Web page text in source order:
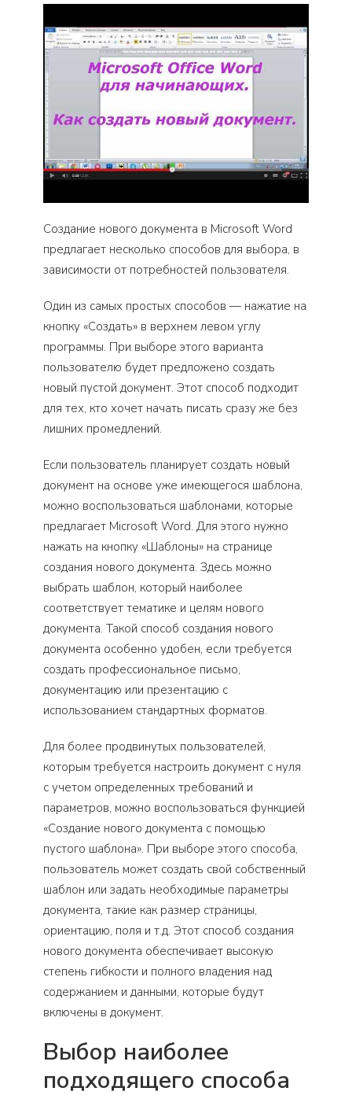
Создание нового документа в Microsoft Word
предлагает несколько способов для выбора, в
зависимости от потребностей пользователя.
Один из самых простых способов — нажатие на
кнопку «Создать» в верхнем левом углу
программы. При выборе этого варианта
пользователю будет предложено создать
новый пустой документ. Этот способ подходит
для тех, кто хочет начать писать сразу же без
лишних промедлений.
Если пользователь планирует создать новый
документ на основе уже имеющегося шаблона,
можно воспользоваться шаблонами, которые
предлагает Microsoft Word. Для этого нужно
нажать на кнопку «Шаблоны» на странице
создания нового документа. Здесь можно
выбрать шаблон, который наиболее
соответствует тематике и целям нового
документа. Такой способ создания нового
документа особенно удобен, если требуется
создать профессиональное письмо,
документацию или презентацию с
использованием стандартных форматов.
Для более продвинутых пользователей,
которым требуется настроить документ с нуля
с учетом определенных требований и
параметров, можно воспользоваться функцией
«Создание нового документа с помощью
пустого шаблона». При выборе этого способа,
пользователь может создать свой собственный
шаблон или задать необходимые параметры
документа, такие как размер страницы,
ориентацию, поля и т.д. Этот способ создания
нового документа обеспечивает высокую
степень гибкости и полного владения над
содержанием и данными, которые будут
включены в документ.
Выбор наиболее
подходящего способа